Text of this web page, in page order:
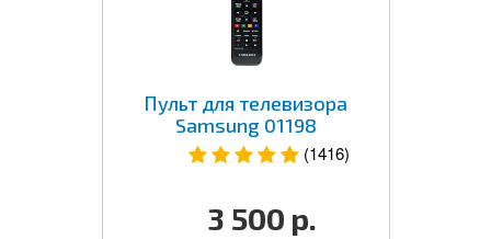
Пульт для телевизора
Samsung 01198
(1416)
3 500 р.